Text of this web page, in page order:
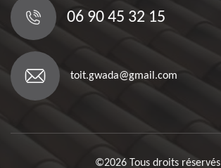
06 90 45 32 15
toit.gwada@gmail.com
©2026 Tous droits réservés